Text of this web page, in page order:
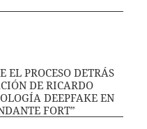
EL PROCESO DETRÁS
DE RICARDO
DEEPFAKE EN
FORT”